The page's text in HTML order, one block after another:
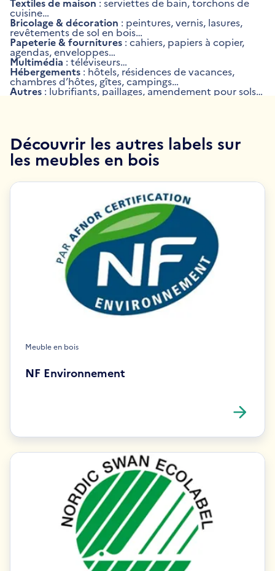
cuisine…
Bricolage & décoration : peintures, vernis, lasures,
revêtements de sol en bois…
Papeterie & fournitures : cahiers, papiers à copier,
agendas, enveloppes…
Multimédia : téléviseurs…
Hébergements : hôtels, résidences de vacances,
chambres d’hôtes, gîtes, campings…
Autres : lubrifiants, paillages, amendement pour sols…
Découvrir les autres labels sur
les meubles en bois
Meuble en bois
NF Environnement